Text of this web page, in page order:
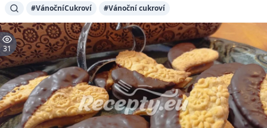
#VánočníCukroví #Vánoční cukroví
31